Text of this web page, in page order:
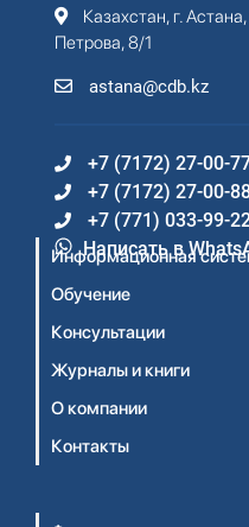
Казахстан, г.
Петрова, 8/1
astana@cdb.kz
+7 (7172) 27-00-
+7 (7172) 27-00-
+7 (771) 033-99-
Написать в
Информационная
Обучение
Консультации
Журналы и книги
О компании
Контакты